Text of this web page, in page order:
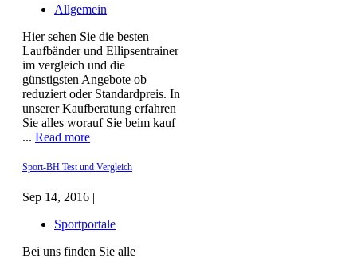
Allgemein
Hier sehen Sie die besten
Laufbänder und Ellipsentrainer
im vergleich und die
günstigsten Angebote ob
reduziert oder Standardpreis. In
unserer Kaufberatung erfahren
Sie alles worauf Sie beim kauf
... Read more
Sport-BH Test und Vergleich
Sep 14, 2016 |
Sportportale
Bei uns finden Sie alle